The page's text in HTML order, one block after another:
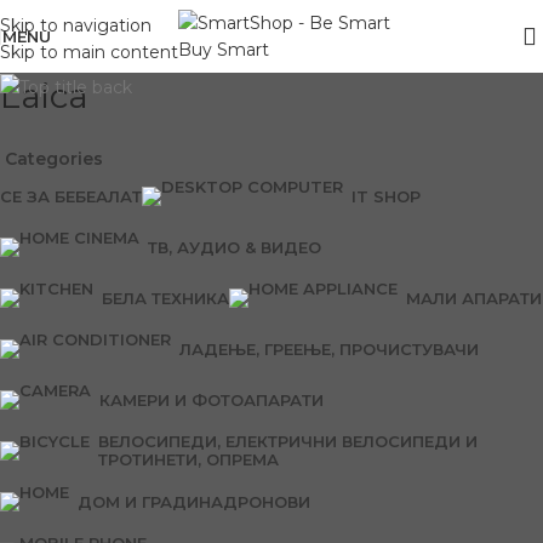
Skip to navigation
Skip to main content
MENU
Laica
Categories
СЕ ЗА БЕБЕАЛАТ IT SHOP
ТВ, АУДИО & ВИДЕО
БЕЛА ТЕХНИКА МАЛИ АПАРАТИ
ЛАДЕЊЕ, ГРЕЕЊЕ, ПРОЧИСТУВАЧИ
КАМЕРИ И ФОТОАПАРАТИ
ВЕЛОСИПЕДИ, ЕЛЕКТРИЧНИ ВЕЛОСИПЕДИ И
ТРОТИНЕТИ, ОПРЕМА
ДОМ И ГРАДИНАДРОНОВИ